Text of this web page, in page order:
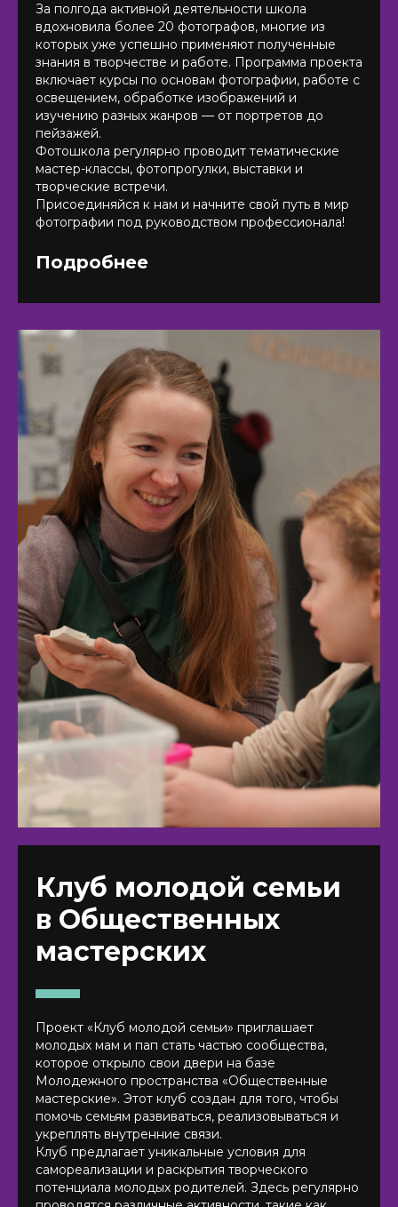
За полгода активной деятельности школа
вдохновила более 20 фотографов, многие из
которых уже успешно применяют полученные
знания в творчестве и работе. Программа проекта
включает курсы по основам фотографии, работе с
освещением, обработке изображений и
изучению разных жанров — от портретов до
пейзажей.
Фотошкола регулярно проводит тематические
мастер-классы, фотопрогулки, выставки и
творческие встречи.
Присоединяйся к нам и начните свой путь в мир
фотографии под руководством профессионала!
Подробнее
Клуб молодой семьи
в Общественных
мастерских
Проект «Клуб молодой семьи» приглашает
молодых мам и пап стать частью сообщества,
которое открыло свои двери на базе
Молодежного пространства «Общественные
мастерские». Этот клуб создан для того, чтобы
помочь семьям развиваться, реализовываться и
укреплять внутренние связи.
Клуб предлагает уникальные условия для
самореализации и раскрытия творческого
потенциала молодых родителей. Здесь регулярно